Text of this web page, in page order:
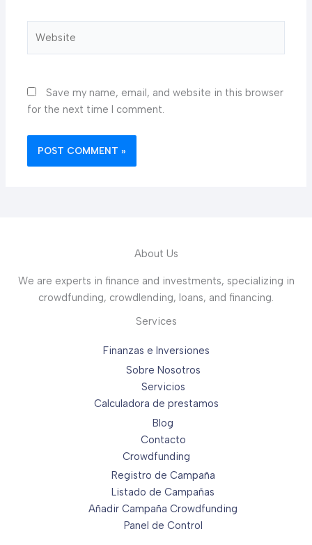
Save my name, email, and website in this browser
for the next time I comment.
About Us
We are experts in finance and investments, specializing in
crowdfunding, crowdlending, loans, and financing.
Services
Finanzas e Inversiones
Sobre Nosotros
Servicios
Calculadora de prestamos
Blog
Contacto
Crowdfunding
Registro de Campaña
Listado de Campañas
Añadir Campaña Crowdfunding
Panel de Control